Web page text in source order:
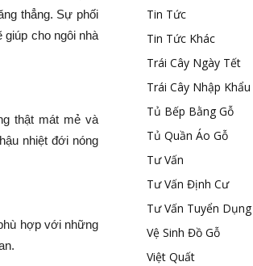
thẳng. Sự phối
giúp cho ngôi nhà
thật mát mẻ và
nhiệt đới nóng
hợp với những
Tin Tức
Tin Tức Khác
Trái Cây Ngày Tết
Trái Cây Nhập Khẩu
Tủ Bếp Bằng Gỗ
Tủ Quần Áo Gỗ
Tư Vấn
Tư Vấn Định Cư
Tư Vấn Tuyển Dụng
Vệ Sinh Đồ Gỗ
Việt Quất